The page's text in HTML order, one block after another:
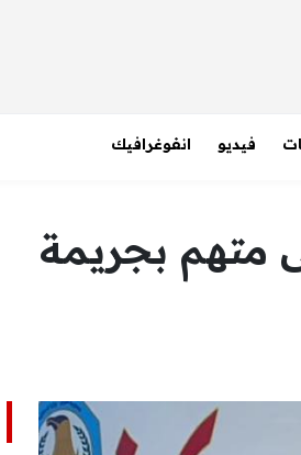
فيديو انفوغرافيك
متهم بجريمة